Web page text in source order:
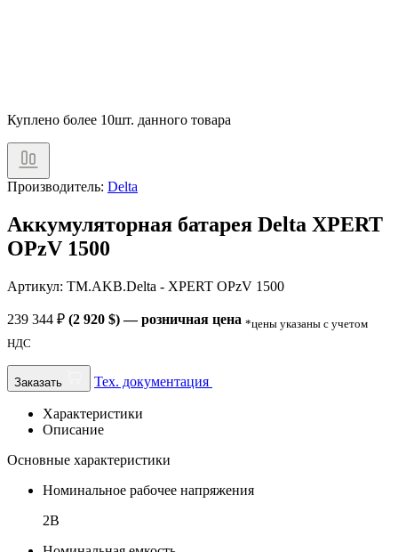
Куплено более 10шт. данного товара
Производитель: Delta
Аккумуляторная батарея Delta XPERT
OPzV 1500
Артикул: TM.AKB.Delta - XPERT OPzV 1500
239 344 ₽ (2 920 $) — розничная цена *цены указаны с учетом
НДС
Заказать Тех. документация
Характеристики
Описание
Основные характеристики
Номинальное рабочее напряжения
2В